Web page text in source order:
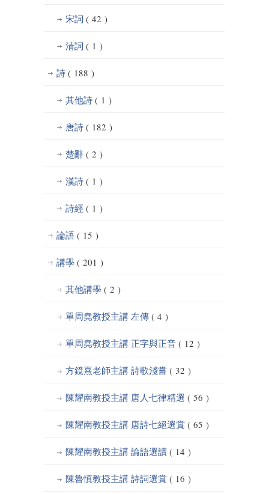
宋詞 ( 42 )
清詞 ( 1 )
詩 ( 188 )
其他詩 ( 1 )
唐詩 ( 182 )
楚辭 ( 2 )
漢詩 ( 1 )
詩經 ( 1 )
論語 ( 15 )
講學 ( 201 )
其他講學 ( 2 )
單周堯教授主講 左傳 ( 4 )
單周堯教授主講 正字與正音 ( 12 )
方鏡熹老師主講 詩歌淺嘗 ( 32 )
陳耀南教授主講 唐人七律精選 ( 56 )
陳耀南教授主講 唐詩七絕選賞 ( 65 )
陳耀南教授主講 論語選讀 ( 14 )
陳魯慎教授主講 詩詞選賞 ( 16 )